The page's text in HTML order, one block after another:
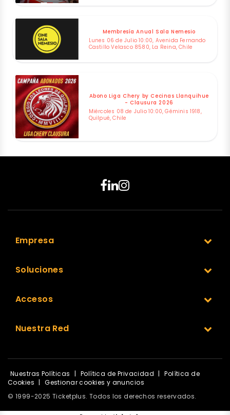
Membresía Anual Sala Nemesio
Lunes 06 de Julio 10:00, Avenida Fernando
Castillo Velasco 8580, La Reina, Chile
Abono Liga Chery by Cecinas Llanquihue
- Clausura 2026
Miércoles 08 de Julio 10:00, Géminis 1918,
Quilpué, Chile
Empresa
Soluciones
Accesos
Nuestra Red
Nuestras Políticas | Política de Privacidad |
Política de
Cookies |
Gestionar cookies y anuncios
© 1999-2025 Ticketplus. Todos los derechos reservados.